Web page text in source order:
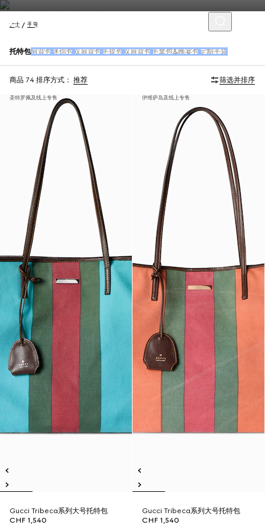
女士 手袋
托特包肩背包 迷你包 双肩背包 手提包 双肩背包 手拿包&晚宴包 定制手袋
商品 74 排序方式： 推荐 筛选并排序
圣特罗佩及线上专售
Gucci Tribeca系列大号托特包
CHF 1,540
伊维萨岛及线上专售
Gucci Tribeca系列大号托特包
CHF 1,540